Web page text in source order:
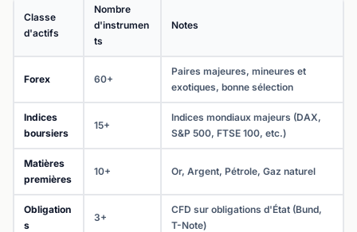
Classe
d'actifs
Nombre
d'instrumen
ts
Notes
Forex 60+
Paires majeures, mineures et
exotiques, bonne sélection
Indices
boursiers
15+
Indices mondiaux majeurs (DAX,
S&P 500, FTSE 100, etc.)
Matières
premières
10+ Or, Argent, Pétrole, Gaz naturel
Obligation
s
3+
CFD sur obligations d'État (Bund,
T-Note)